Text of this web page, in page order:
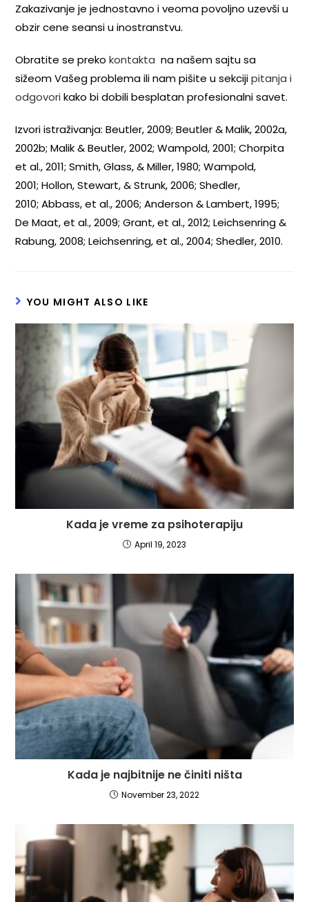
Zakazivanje je jednostavno i veoma povoljno uzevši u
obzir cene seansi u inostranstvu.
Obratite se prekokontakta na našem sajtu sa
sižeom Vašeg problema ili nam pišite u sekcijipitanja i
odgovori kako bi dobili besplatan profesionalni savet.
Izvori istraživanja: Beutler, 2009; Beutler & Malik, 2002a,
2002b; Malik & Beutler, 2002; Wampold, 2001; Chorpita
et al., 2011; Smith, Glass, & Miller, 1980; Wampold,
2001; Hollon, Stewart, & Strunk, 2006; Shedler,
2010; Abbass, et al., 2006; Anderson & Lambert, 1995;
De Maat, et al., 2009; Grant, et al., 2012; Leichsenring &
Rabung, 2008; Leichsenring, et al., 2004; Shedler, 2010.
YOU MIGHT ALSO LIKE
Kada je vreme za psihoterapiju
April 19, 2023
Kada je najbitnije ne činiti ništa
November 23, 2022